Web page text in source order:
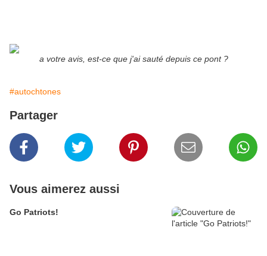
a votre avis, est-ce que j'ai sauté depuis ce pont ?
#autochtones
Partager
Vous aimerez aussi
Go Patriots!